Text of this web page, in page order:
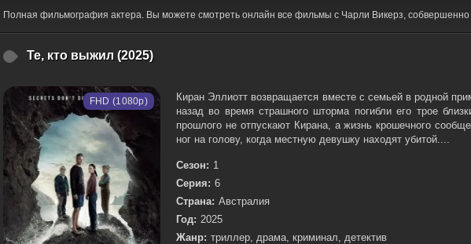
Полная фильмография актера. Вы можете смотреть онлайн все фильмы с Чарли Викерз, собвершенно
Те, кто выжил (2025)
FHD (1080p)
Киран Эллиотт возвращается вместе с семьей в родной
назад во время страшного шторма погибли его трое
прошлого не отпускают Кирана, а жизнь крошечного
ног на голову, когда местную девушку находят убитой....
Сезон: 1
Серия: 6
Страна: Австралия
Год: 2025
Жанр: триллер, драма, криминал, детектив